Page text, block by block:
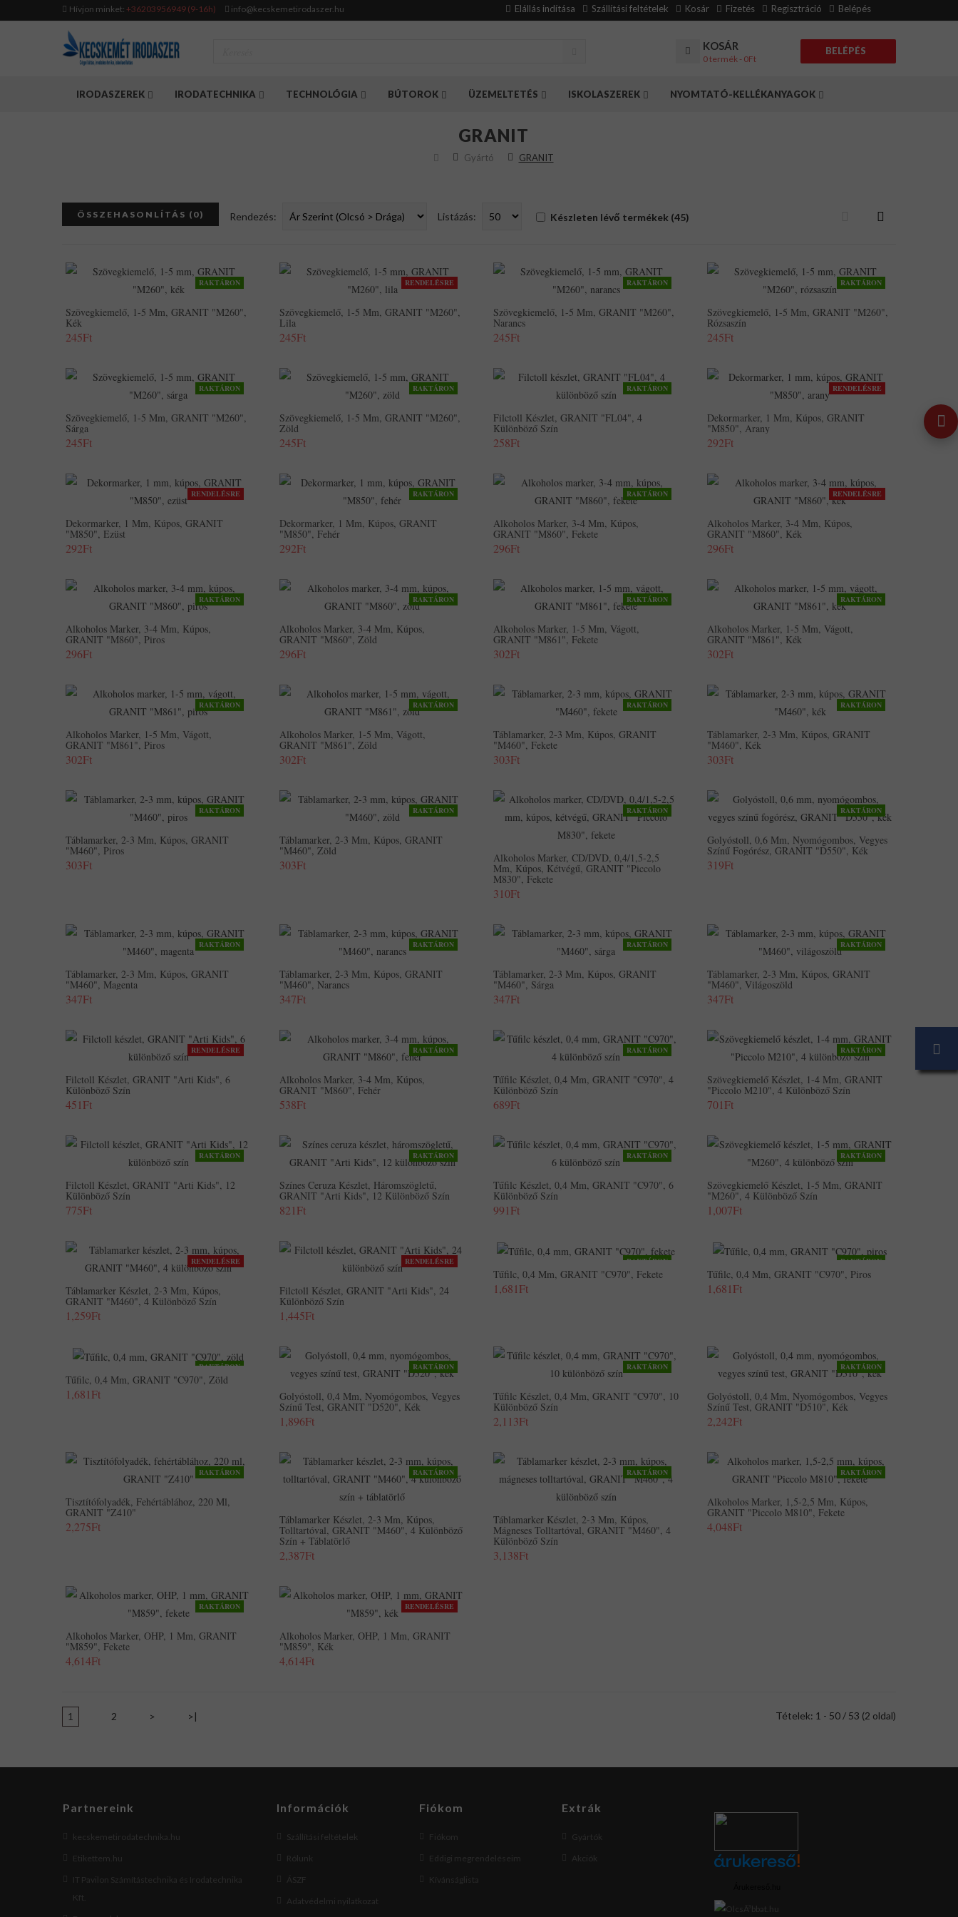
Hívjon minket: +36203956949 (9-16h) info@kecskemetirodaszer.hu Elállás indítása Szállítási feltételek Kosár Fizetés Regisztráció Belépés
KOSÁR
0 termék - 0Ft
BELÉPÉS
IRODASZEREK IRODATECHNIKA TECHNOLÓGIA BÚTOROK ÜZEMELTETÉS ISKOLASZEREK NYOMTATÓ-KELLÉKANYAGOK
GRANIT
Gyártó GRANIT
ÖSSZEHASONLÍTÁS (0) Rendezés: Listázás: Készleten lévő termékek (45)
RAKTÁRON
Szövegkiemelő, 1-5 Mm, GRANIT "M260",
Kék
245Ft
RENDELÉSRE
Szövegkiemelő, 1-5 Mm, GRANIT "M260",
Lila
245Ft
RAKTÁRON
Szövegkiemelő, 1-5 Mm, GRANIT "M260",
Narancs
245Ft
RAKTÁRON
Szövegkiemelő, 1-5 Mm, GRANIT "M260",
Rózsaszín
245Ft
RAKTÁRON
Szövegkiemelő, 1-5 Mm, GRANIT "M260",
Sárga
245Ft
RAKTÁRON
Szövegkiemelő, 1-5 Mm, GRANIT "M260",
Zöld
245Ft
RAKTÁRON
Filctoll Készlet, GRANIT "FL04", 4
Különböző Szín
258Ft
RENDELÉSRE
Dekormarker, 1 Mm, Kúpos, GRANIT
"M850", Arany
292Ft
RENDELÉSRE
Dekormarker, 1 Mm, Kúpos, GRANIT
"M850", Ezüst
292Ft
RAKTÁRON
Dekormarker, 1 Mm, Kúpos, GRANIT
"M850", Fehér
292Ft
RAKTÁRON
Alkoholos Marker, 3-4 Mm, Kúpos,
GRANIT "M860", Fekete
296Ft
RENDELÉSRE
Alkoholos Marker, 3-4 Mm, Kúpos,
GRANIT "M860", Kék
296Ft
RAKTÁRON
Alkoholos Marker, 3-4 Mm, Kúpos,
GRANIT "M860", Piros
296Ft
RAKTÁRON
Alkoholos Marker, 3-4 Mm, Kúpos,
GRANIT "M860", Zöld
296Ft
RAKTÁRON
Alkoholos Marker, 1-5 Mm, Vágott,
GRANIT "M861", Fekete
302Ft
RAKTÁRON
Alkoholos Marker, 1-5 Mm, Vágott,
GRANIT "M861", Kék
302Ft
RAKTÁRON
Alkoholos Marker, 1-5 Mm, Vágott,
GRANIT "M861", Piros
302Ft
RAKTÁRON
Alkoholos Marker, 1-5 Mm, Vágott,
GRANIT "M861", Zöld
302Ft
RAKTÁRON
Táblamarker, 2-3 Mm, Kúpos, GRANIT
"M460", Fekete
303Ft
RAKTÁRON
Táblamarker, 2-3 Mm, Kúpos, GRANIT
"M460", Kék
303Ft
RAKTÁRON
Táblamarker, 2-3 Mm, Kúpos, GRANIT
"M460", Piros
303Ft
RAKTÁRON
Táblamarker, 2-3 Mm, Kúpos, GRANIT
"M460", Zöld
303Ft
RAKTÁRON
Alkoholos Marker, CD/DVD, 0,4/1,5-2,5
Mm, Kúpos, Kétvégű, GRANIT "Piccolo
M830", Fekete
310Ft
RAKTÁRON
Golyóstoll, 0,6 Mm, Nyomógombos, Vegyes
Színű Fogórész, GRANIT "D550", Kék
319Ft
RAKTÁRON
Táblamarker, 2-3 Mm, Kúpos, GRANIT
"M460", Magenta
347Ft
RAKTÁRON
Táblamarker, 2-3 Mm, Kúpos, GRANIT
"M460", Narancs
347Ft
RAKTÁRON
Táblamarker, 2-3 Mm, Kúpos, GRANIT
"M460", Sárga
347Ft
RAKTÁRON
Táblamarker, 2-3 Mm, Kúpos, GRANIT
"M460", Világoszöld
347Ft
RENDELÉSRE
Filctoll Készlet, GRANIT "Arti Kids", 6
Különböző Szín
451Ft
RAKTÁRON
Alkoholos Marker, 3-4 Mm, Kúpos,
GRANIT "M860", Fehér
538Ft
RAKTÁRON
Tűfilc Készlet, 0,4 Mm, GRANIT "C970", 4
Különböző Szín
689Ft
RAKTÁRON
Szövegkiemelő Készlet, 1-4 Mm, GRANIT
"Piccolo M210", 4 Különböző Szín
701Ft
RAKTÁRON
Filctoll Készlet, GRANIT "Arti Kids", 12
Különböző Szín
775Ft
RAKTÁRON
Színes Ceruza Készlet, Háromszögletű,
GRANIT "Arti Kids", 12 Különböző Szín
821Ft
RAKTÁRON
Tűfilc Készlet, 0,4 Mm, GRANIT "C970", 6
Különböző Szín
991Ft
RAKTÁRON
Szövegkiemelő Készlet, 1-5 Mm, GRANIT
"M260", 4 Különböző Szín
1,007Ft
RENDELÉSRE
Táblamarker Készlet, 2-3 Mm, Kúpos,
GRANIT "M460", 4 Különböző Szín
1,259Ft
RENDELÉSRE
Filctoll Készlet, GRANIT "Arti Kids", 24
Különböző Szín
1,445Ft
RAKTÁRON
Tűfilc, 0,4 Mm, GRANIT "C970", Fekete
1,681Ft
RAKTÁRON
Tűfilc, 0,4 Mm, GRANIT "C970", Piros
1,681Ft
RAKTÁRON
Tűfilc, 0,4 Mm, GRANIT "C970", Zöld
1,681Ft
RAKTÁRON
Golyóstoll, 0,4 Mm, Nyomógombos, Vegyes
Színű Test, GRANIT "D520", Kék
1,896Ft
RAKTÁRON
Tűfilc Készlet, 0,4 Mm, GRANIT "C970", 10
Különböző Szín
2,113Ft
RAKTÁRON
Golyóstoll, 0,4 Mm, Nyomógombos, Vegyes
Színű Test, GRANIT "D510", Kék
2,242Ft
RAKTÁRON
Tisztítófolyadék, Fehértáblához, 220 Ml,
GRANIT "Z410"
2,275Ft
RAKTÁRON
Táblamarker Készlet, 2-3 Mm, Kúpos,
Tolltartóval, GRANIT "M460", 4 Különböző
Szín + Táblatörlő
2,387Ft
RAKTÁRON
Táblamarker Készlet, 2-3 Mm, Kúpos,
Mágneses Tolltartóval, GRANIT "M460", 4
Különböző Szín
3,138Ft
RAKTÁRON
Alkoholos Marker, 1,5-2,5 Mm, Kúpos,
GRANIT "Piccolo M810", Fekete
4,048Ft
RAKTÁRON
Alkoholos Marker, OHP, 1 Mm, GRANIT
"M859", Fekete
4,614Ft
RENDELÉSRE
Alkoholos Marker, OHP, 1 Mm, GRANIT
"M859", Kék
4,614Ft
1 2 > >| Tételek: 1 - 50 / 53 (2 oldal)
Partnereink
kecskemetirodatechnika.hu
Etikettem.hu
IT Pavilon Számítástechnika és Irodatechnika
Kft.
Információk
Szállítási feltételek
Rólunk
ÁSZF
Adatvédelmi nyilatkozat
Fiókom
Fiókom
Eddigi megrendeléseim
Kívánságlista
Extrák
Gyártók
Akciók